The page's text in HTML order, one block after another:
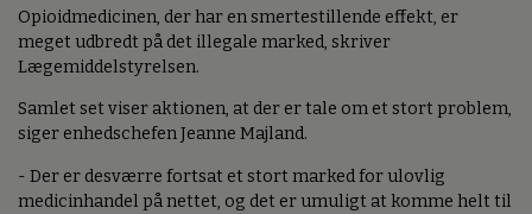
Opioidmedicinen, der har en smertestillende effekt, er
meget udbredt på det illegale marked, skriver
Lægemiddelstyrelsen.
Samlet set viser aktionen, at der er tale om et stort problem,
siger enhedschefen Jeanne Majland.
- Der er desværre fortsat et stort marked for ulovlig
medicinhandel på nettet, og det er umuligt at komme helt til